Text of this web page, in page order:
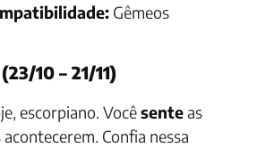
Gêmeos
10 – 21/11)
escorpiano. Vocêsenteas
Confia nessa